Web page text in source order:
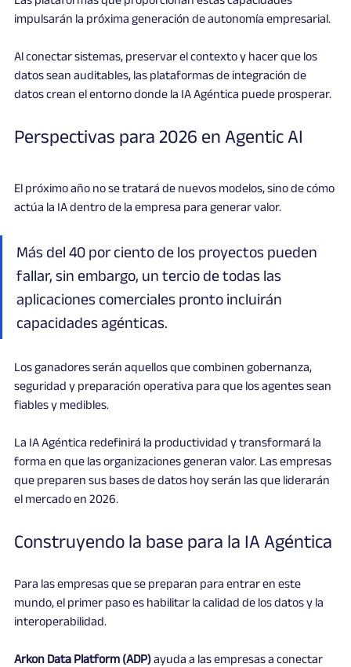
impulsarán la próxima generación de autonomía empresarial.
Al conectar sistemas, preservar el contexto y hacer que los
datos sean auditables, las plataformas de integración de
datos crean el entorno donde la IA Agéntica puede prosperar.
Perspectivas para 2026 en Agentic AI
El próximo año no se tratará de nuevos modelos, sino de cómo
actúa la IA dentro de la empresa para generar valor.
Más del 40 por ciento de los proyectos pueden
fallar, sin embargo, un tercio de todas las
aplicaciones comerciales pronto incluirán
capacidades agénticas.
Los ganadores serán aquellos que combinen gobernanza,
seguridad y preparación operativa para que los agentes sean
fiables y medibles.
La IA Agéntica redefinirá la productividad y transformará la
forma en que las organizaciones generan valor. Las empresas
que preparen sus bases de datos hoy serán las que liderarán
el mercado en 2026.
Construyendo la base para la IA Agéntica
Para las empresas que se preparan para entrar en este
mundo, el primer paso es habilitar la calidad de los datos y la
interoperabilidad.
Arkon Data Platform (ADP) ayuda a las empresas a conectar